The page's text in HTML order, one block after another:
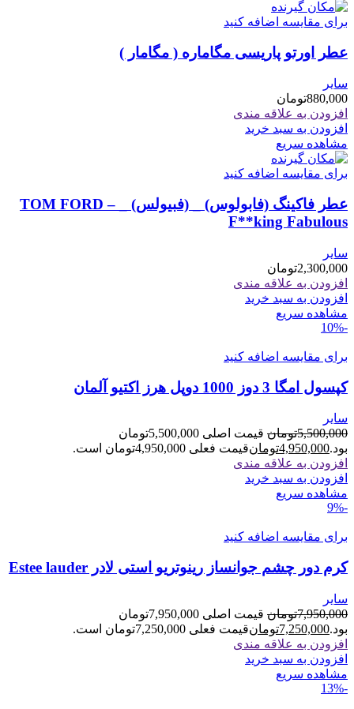
برای مقایسه اضافه کنید
عطر اورتو پاریسی مگاماره ( مگامار )
سایر
880,000تومان
افزودن به علاقه مندی
افزودن به سبد خرید
مشاهده سریع
برای مقایسه اضافه کنید
عطر فاکینگ (فابولوس) _ (فبیولس) _ TOM FORD –
F**king Fabulous
سایر
2,300,000تومان
افزودن به علاقه مندی
افزودن به سبد خرید
مشاهده سریع
-10%
برای مقایسه اضافه کنید
کپسول امگا 3 دوز 1000 دوپل هرز اکتیو آلمان
سایر
5,500,000تومان
قیمت اصلی 5,500,000تومان
بود.4,950,000تومانقیمت فعلی 4,950,000تومان است.
افزودن به علاقه مندی
افزودن به سبد خرید
مشاهده سریع
-9%
برای مقایسه اضافه کنید
کرم دور چشم جوانساز رینوتریو استی لادر Estee lauder
سایر
7,950,000تومان
قیمت اصلی 7,950,000تومان
بود.7,250,000تومانقیمت فعلی 7,250,000تومان است.
افزودن به علاقه مندی
افزودن به سبد خرید
مشاهده سریع
-13%